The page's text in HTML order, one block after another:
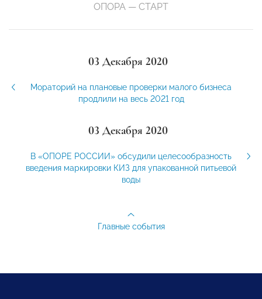
ОПОРА — СТАРТ
03 Декабря 2020
Мораторий на плановые проверки малого бизнеса
продлили на весь 2021 год
03 Декабря 2020
В «ОПОРЕ РОССИИ» обсудили целесообразность
введения маркировки КИЗ для упакованной питьевой
воды
Главные события